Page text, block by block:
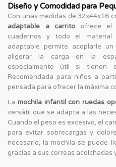
Diseño y Comodidad para
Con unas medidas de 32x44x16
adaptable a carrito ofrece el
cuadernos y todo el material
adaptable permite acoplarle
aligerar la carga en la
especialmente útil si tienen
Recomendada para niños a
pensada para ofrecer la máxima
La mochila infantil con ruedas
versátil que se adapta a las
Cuando el peso es excesivo, el
para evitar sobrecargas y
necesario, la mochila se puede
gracias a sus correas acolchadas